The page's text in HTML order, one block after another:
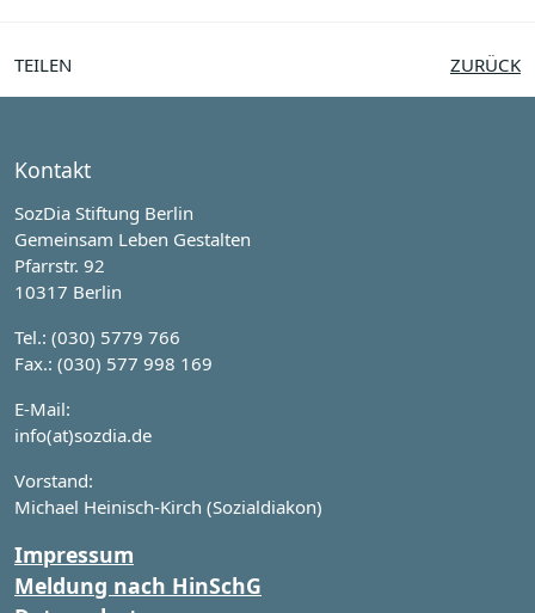
TEILEN ZURÜCK
Kontakt
SozDia Stiftung Berlin
Gemeinsam Leben Gestalten
Pfarrstr. 92
10317 Berlin
Tel.: (030) 5779 766
Fax.: (030) 577 998 169
E-Mail:
info(at)sozdia.de
Vorstand:
Michael Heinisch-Kirch (Sozialdiakon)
Impressum
Meldung nach HinSchG